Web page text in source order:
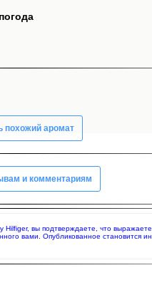
похожий аромат
и комментариям
Hilfiger, вы подтверждаете, что
вами. Опубликованное становится